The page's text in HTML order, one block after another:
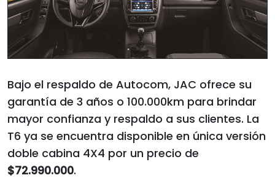
Bajo el respaldo de Autocom, JAC ofrece su
garantía de 3 años o 100.000km para brindar
mayor confianza y respaldo a sus clientes. La
T6 ya se encuentra disponible en única versión
doble cabina 4X4 por un precio de
$72.990.000.